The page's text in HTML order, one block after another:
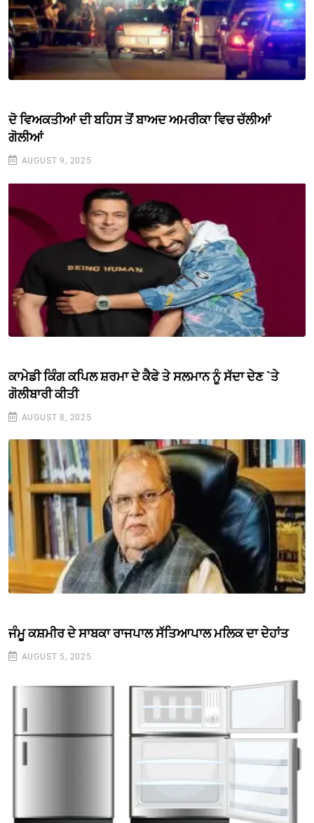
ਦੋ ਵਿਅਕਤੀਆਂ ਦੀ ਬਹਿਸ ਤੋਂ ਬਾਅਦ ਅਮਰੀਕਾ ਵਿਚ ਚੱਲੀਆਂ
ਗੋਲੀਆਂ
AUGUST 9, 2025
ਕਾਮੇਡੀ ਕਿੰਗ ਕਪਿਲ ਸ਼ਰਮਾ ਦੇ ਕੈਫੇ ਤੇ ਸਲਮਾਨ ਨੂੰ ਸੱਦਾ ਦੇਣ `ਤੇ
ਗੋਲੀਬਾਰੀ ਕੀਤੀ
AUGUST 8, 2025
ਜੰਮੂ ਕਸ਼ਮੀਰ ਦੇ ਸਾਬਕਾ ਰਾਜਪਾਲ ਸੱਤਿਆਪਾਲ ਮਲਿਕ ਦਾ ਦੇਹਾਂਤ
AUGUST 5, 2025